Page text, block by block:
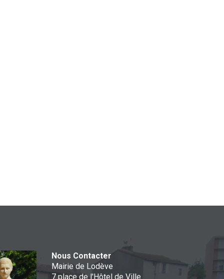
Nous Contacter
Mairie de Lodève
7 place de l'Hôtel de Ville